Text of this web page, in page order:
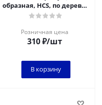
образная, HCS, по дереву,
28 мм, мелкий зуб
Розничная цена
310₽/шт
В корзину